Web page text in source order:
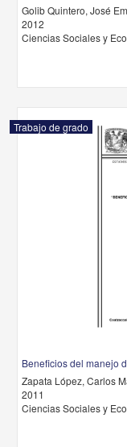
Golib Quintero, José
2012
Ciencias Sociales y
Trabajo de grado
Beneficios del manejo
Zapata López, Carlos
2011
Ciencias Sociales y